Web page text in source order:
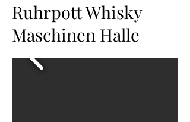
Ruhrpott Whisky
Maschinen Halle